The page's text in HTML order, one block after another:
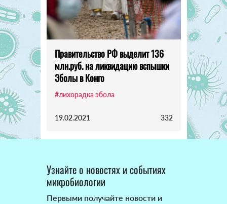
Правительство РФ выделит 136
млн.руб. на ликвидацию вспышки
Эболы в Конго
#лихорадка эбола
19.02.2021 332
Узнайте о новостях и событиях
микробиологии
Первыми получайте новости и